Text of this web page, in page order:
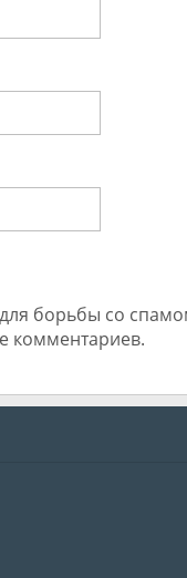
борьбы со
комментариев.